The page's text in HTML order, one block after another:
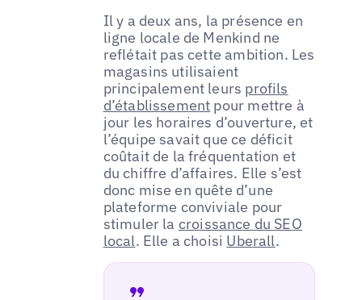
Il y a deux ans, la présence en
ligne locale de Menkind ne
reflétait pas cette ambition. Les
magasins utilisaient
principalement leurs profils
d’établissement pour mettre à
jour les horaires d’ouverture, et
l’équipe savait que ce déficit
coûtait de la fréquentation et
du chiffre d’affaires. Elle s’est
donc mise en quête d’une
plateforme conviviale pour
stimuler la croissance du SEO
local. Elle a choisi Uberall.